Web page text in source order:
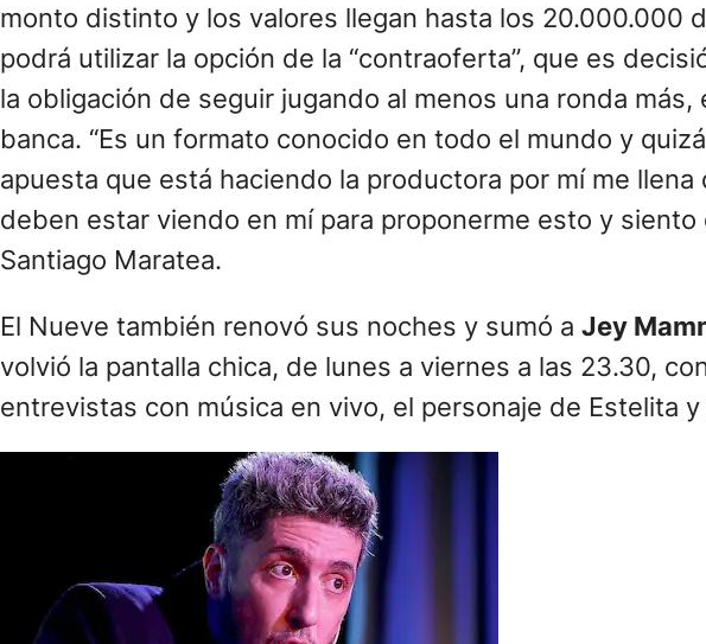
monto distinto y los valores llegan hasta los 20.000.000
podrá utilizar la opción de la “contraoferta”, que es
la obligación de seguir jugando al menos una ronda
banca. “Es un formato conocido en todo el mundo y
apuesta que está haciendo la productora por mí me
deben estar viendo en mí para proponerme esto y
Santiago Maratea.
El Nueve también renovó sus noches y sumó a Jey
volvió la pantalla chica, de lunes a viernes a las 23.30,
entrevistas con música en vivo, el personaje de Estelita